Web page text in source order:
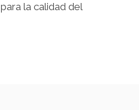
para la calidad del